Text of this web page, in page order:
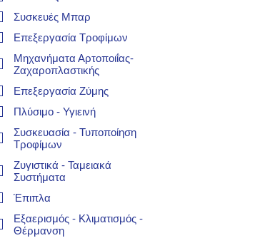
Συσκευές Μπαρ
Επεξεργασία Τροφίμων
Μηχανήματα Αρτοποιΐας-
Ζαχαροπλαστικής
Επεξεργασία Ζύμης
Πλύσιμο - Υγιεινή
Συσκευασία - Τυποποίηση
Τροφίμων
Ζυγιστικά - Ταμειακά
Συστήματα
Έπιπλα
Εξαερισμός - Κλιματισμός -
Θέρμανση